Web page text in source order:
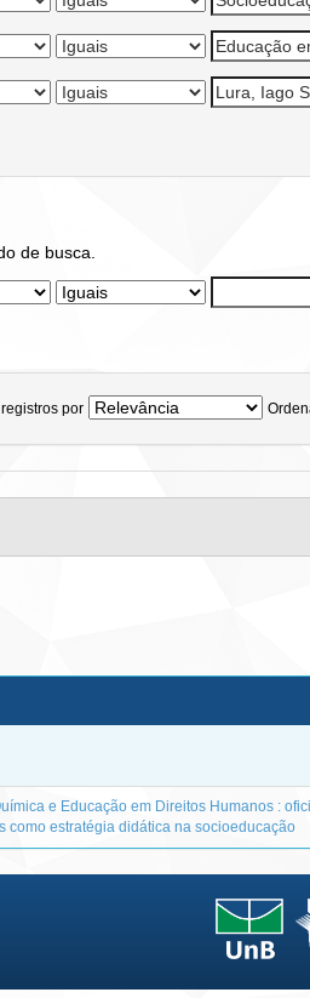
de busca.
por
e Educação em Direitos Humanos :
como estratégia didática na socioeducação